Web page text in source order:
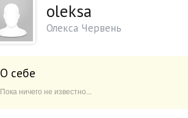
oleksa
Олекса Червень
О себе
Пока ничего не известно...